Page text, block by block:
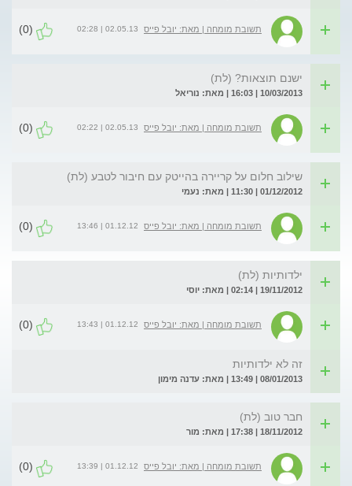
תשובת מומחה | מאת: יובל פייס 02.05.13 | 02:28
(0)
ישנם תוצאות? (לת)
10/03/2013 | 16:03 | מאת: נוריאל
תשובת מומחה | מאת: יובל פייס 02.05.13 | 02:22
(0)
שילוב חלום על קריירה בהייטק עם חיבור לטבע (לת)
01/12/2012 | 11:30 | מאת: נעמי
תשובת מומחה | מאת: יובל פייס 01.12.12 | 13:46
(0)
ילדותיות (לת)
19/11/2012 | 02:14 | מאת: יוסי
תשובת מומחה | מאת: יובל פייס 01.12.12 | 13:43
(0)
זה לא ילדותיות
08/01/2013 | 13:49 | מאת: עדנה מימון
חבר טוב (לת)
18/11/2012 | 17:38 | מאת: מור
תשובת מומחה | מאת: יובל פייס 01.12.12 | 13:39
(0)